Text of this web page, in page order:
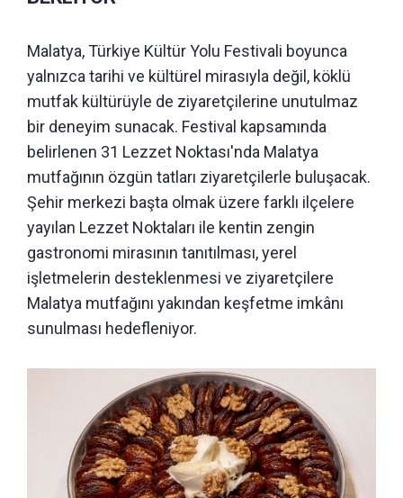
Malatya, Türkiye Kültür Yolu Festivali boyunca
yalnızca tarihi ve kültürel mirasıyla değil, köklü
mutfak kültürüyle de ziyaretçilerine unutulmaz
bir deneyim sunacak. Festival kapsamında
belirlenen 31 Lezzet Noktası'nda Malatya
mutfağının özgün tatları ziyaretçilerle buluşacak.
Şehir merkezi başta olmak üzere farklı ilçelere
yayılan Lezzet Noktaları ile kentin zengin
gastronomi mirasının tanıtılması, yerel
işletmelerin desteklenmesi ve ziyaretçilere
Malatya mutfağını yakından keşfetme imkânı
sunulması hedefleniyor.